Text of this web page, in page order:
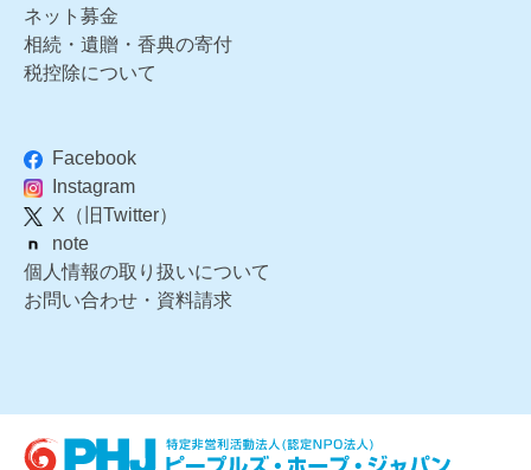
ネット募金
相続・遺贈・香典の寄付
税控除について
Facebook
Instagram
X（旧Twitter）
note
個人情報の取り扱いについて
お問い合わせ・資料請求